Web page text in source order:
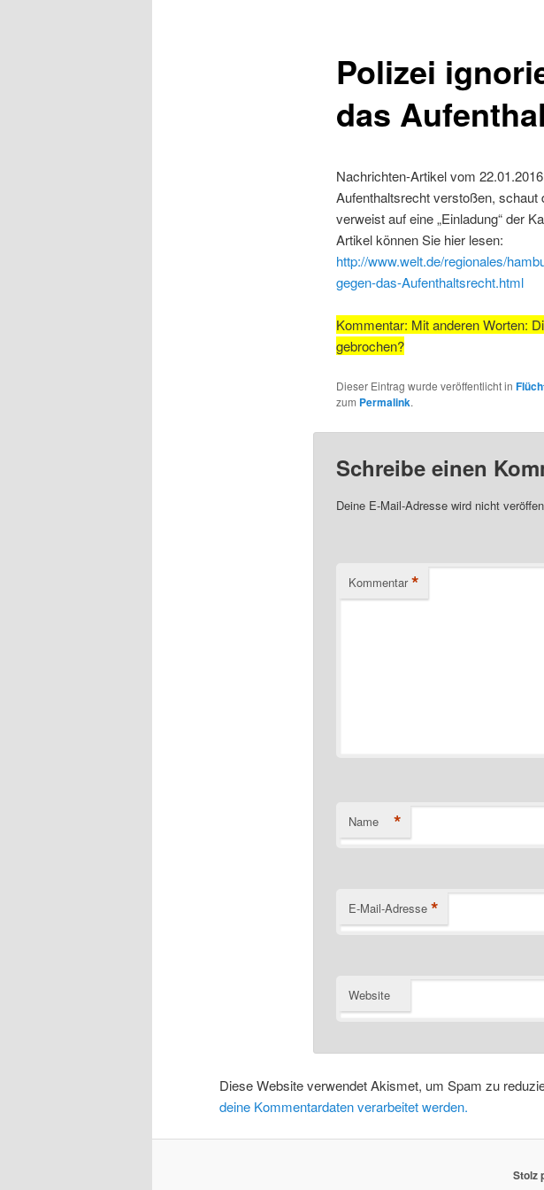
Polizei
das
Nachrichten-Artikel vom
Aufenthaltsrecht verstoßen, schaut
verweist auf eine „Einladung“ der
Artikel können Sie hier lesen:
http://www.welt.de/regionales/
gegen-das-Aufenthaltsrecht.html
Kommentar: Mit anderen Worten:
gebrochen?
Dieser Eintrag wurde veröffentlicht in
zum Permalink.
Schreibe einen
Deine E-Mail-Adresse wird nicht
Kommentar *
Name *
E-Mail-Adresse *
Website
Diese Website verwendet Akismet, um Spam zu
deine Kommentardaten verarbeitet werden.
Stolz